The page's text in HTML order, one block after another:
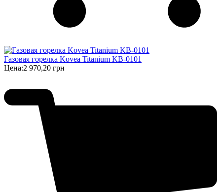
Газовая горелка Kovea Titanium KB-0101
Цена:2 970,20 грн